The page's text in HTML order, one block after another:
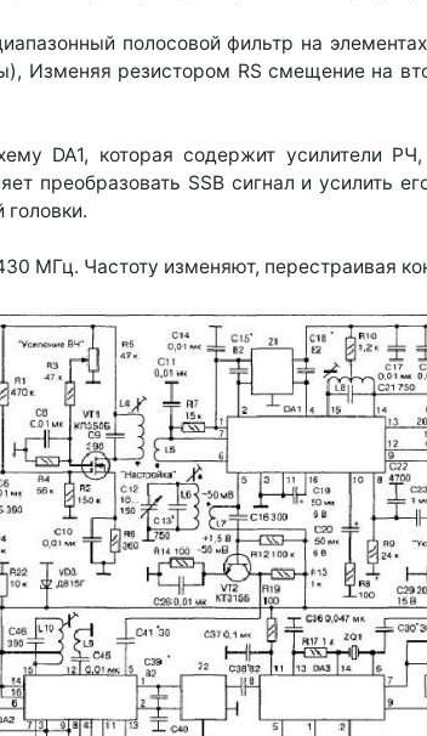
полосовой фильтр на
Изменяя резистором RS смещение на
DA1, которая содержит усилители
преобразовать SSB сигнал и усилить
головки.
МГц. Частоту изменяют, перестраивая